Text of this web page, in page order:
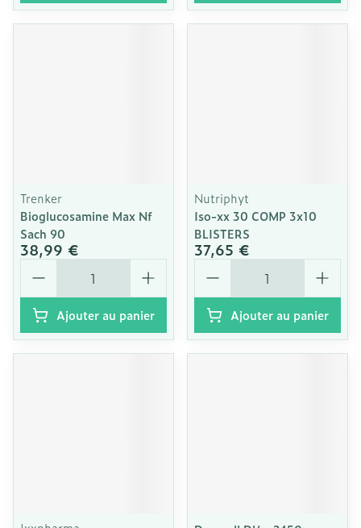
Trenker
Bioglucosamine Max Nf
Sach 90
38,99 €
Quantité
Ajouter au panier
Nutriphyt
Iso-xx 30 COMP 3x10
BLISTERS
37,65 €
Quantité
Ajouter au panier